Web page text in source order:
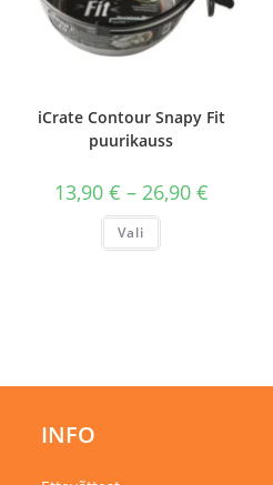
iCrate Contour Snapy Fit
puurikauss
13,90 € – 26,90 €13,90 €
Vali
Sellel
on
INFO